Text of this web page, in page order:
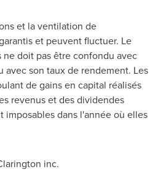
et la ventilation de
et peuvent fluctuer. Le
doit pas être confondu avec
avec son taux de rendement. Les
de gains en capital réalisés
revenus et des dividendes
imposables dans l'année où elles
inc.